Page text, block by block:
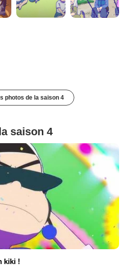
photos de la saison 4
saison 4
kiki !